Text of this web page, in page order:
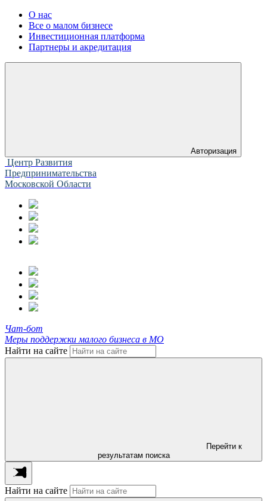
О нас
Все о малом бизнесе
Инвестиционная платформа
Партнеры и акредитация
Авторизация
Центр Развития
Предпринимательства
Московской Области
Чат-бот
Меры поддержки малого бизнеса в МО
Найти на сайте
Перейти к
результатам поиска
Найти на сайте